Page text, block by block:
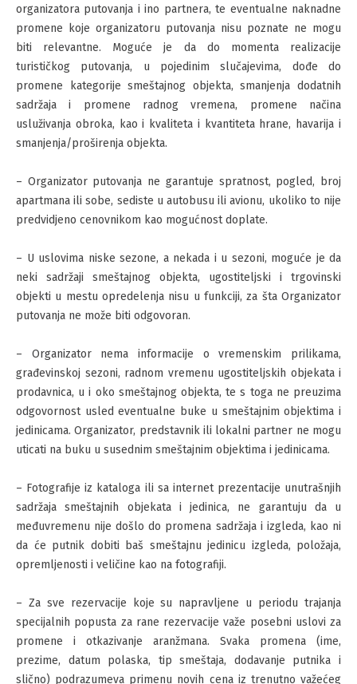
organizatora putovanja i ino partnera, te eventualne naknadne
promene koje organizatoru putovanja nisu poznate ne mogu
biti relevantne. Moguće je da do momenta realizacije
turističkog putovanja, u pojedinim slučajevima, dođe do
promene kategorije smeštajnog objekta, smanjenja dodatnih
sadržaja i promene radnog vremena, promene načina
usluživanja obroka, kao i kvaliteta i kvantiteta hrane, havarija i
smanjenja/proširenja objekta.
– Organizator putovanja ne garantuje spratnost, pogled, broj
apartmana ili sobe, sediste u autobusu ili avionu, ukoliko to nije
predvidjeno cenovnikom kao mogućnost doplate.
– U uslovima niske sezone, a nekada i u sezoni, moguće je da
neki sadržaji smeštajnog objekta, ugostiteljski i trgovinski
objekti u mestu opredelenja nisu u funkciji, za šta Organizator
putovanja ne može biti odgovoran.
– Organizator nema informacije o vremenskim prilikama,
građevinskoj sezoni, radnom vremenu ugostiteljskih objekata i
prodavnica, u i oko smeštajnog objekta, te s toga ne preuzima
odgovornost usled eventualne buke u smeštajnim objektima i
jedinicama. Organizator, predstavnik ili lokalni partner ne mogu
uticati na buku u susednim smeštajnim objektima i jedinicama.
– Fotografije iz kataloga ili sa internet prezentacije unutrašnjih
sadržaja smeštajnih objekata i jedinica, ne garantuju da u
međuvremenu nije došlo do promena sadržaja i izgleda, kao ni
da će putnik dobiti baš smeštajnu jedinicu izgleda, položaja,
opremljenosti i veličine kao na fotografiji.
– Za sve rezervacije koje su napravljene u periodu trajanja
specijalnih popusta za rane rezervacije važe posebni uslovi za
promene i otkazivanje aranžmana. Svaka promena (ime,
prezime, datum polaska, tip smeštaja, dodavanje putnika i
slično) podrazumeva primenu novih cena iz trenutno važećeg